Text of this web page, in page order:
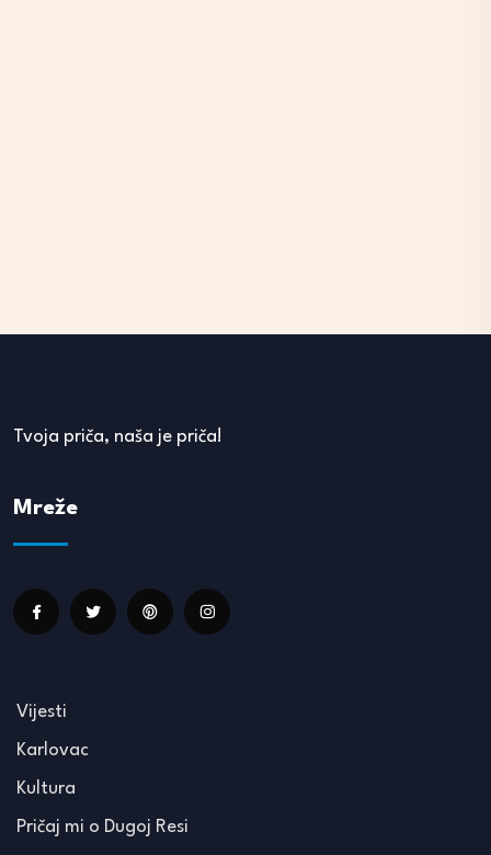
Tvoja priča, naša je priča!
Mreže
Vijesti
Karlovac
Kultura
Pričaj mi o Dugoj Resi